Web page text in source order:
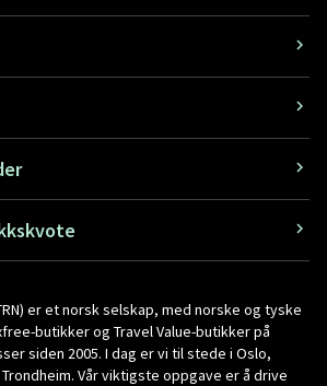
er et norsk selskap, med norske og tyske
butikker og Travel Value-butikker på
siden 2005. I dag er vi til stede i Oslo,
Vår viktigste oppgave er å drive